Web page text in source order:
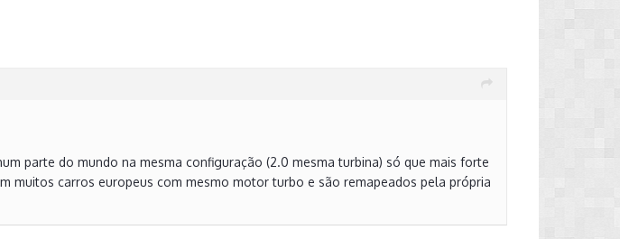
parte do mundo na mesma configuração (2.0 mesma turbina) só que mais forte
muitos carros europeus com mesmo motor turbo e são remapeados pela própria